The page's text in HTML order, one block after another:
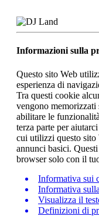
Informazioni sulla
Questo sito Web
esperienza di
Tra questi cookie
vengono memorizzati
abilitare le
terza parte per
cui utilizzi questo
annunci basici.
browser solo con il
Informativa sui
Informativa
Visualizza il
Definizioni di